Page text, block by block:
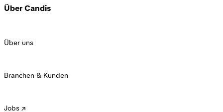
Über Candis
Über uns
Branchen & Kunden
Jobs